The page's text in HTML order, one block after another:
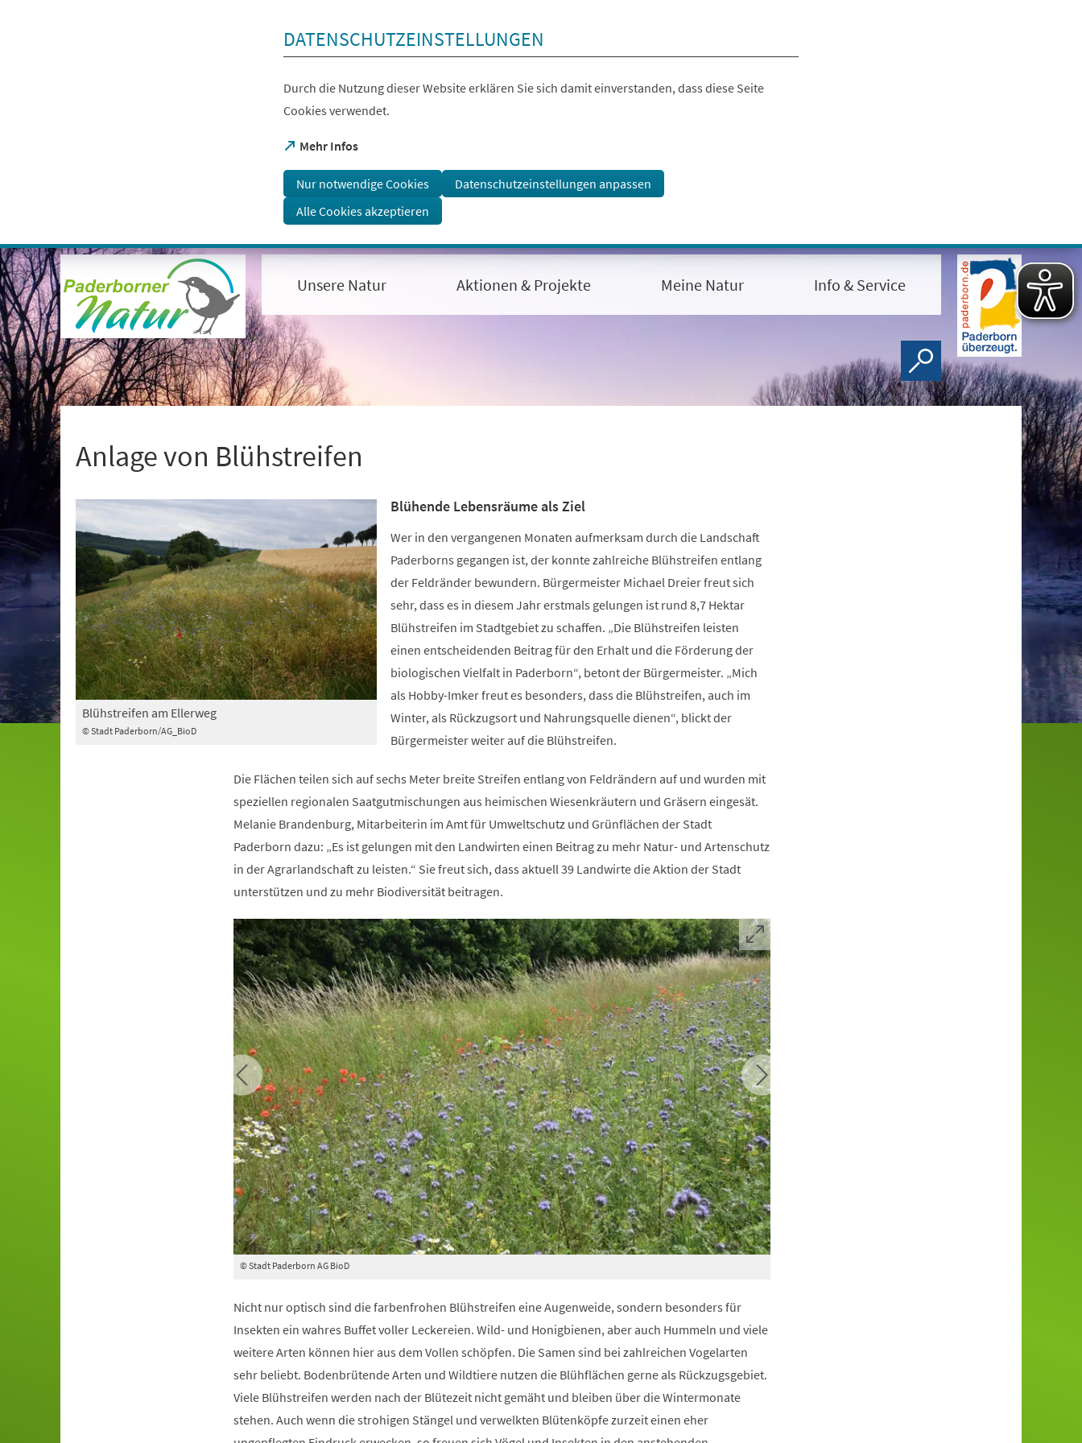
Visuelle
Assistenzsoftware
öffnen.
Mit
der
Tastatur
erreichbar
über
ALT
+
1
DATENSCHUTZEINSTELLUNGEN
Durch die Nutzung dieser Website erklären Sie sich damit einverstanden, dass diese Seite
Cookies verwendet.
Mehr Infos
(Öffnet
einem
neuen
Tab)
Nur notwendige Cookies
Datenschutzeinstellungen anpassen
Alle Cookies akzeptieren
Unsere Natur Aktionen & Projekte Meine Natur Info & Service
Anlage von Blühstreifen
© Stadt Paderborn/AG_BioD
Blühstreifen am Ellerweg
Blühende Lebensräume als Ziel
Wer in den vergangenen Monaten aufmerksam durch die Landschaft
Paderborns gegangen ist, der konnte zahlreiche Blühstreifen entlang
der Feldränder bewundern. Bürgermeister Michael Dreier freut sich
sehr, dass es in diesem Jahr erstmals gelungen ist rund 8,7 Hektar
Blühstreifen im Stadtgebiet zu schaffen. „Die Blühstreifen leisten
einen entscheidenden Beitrag für den Erhalt und die Förderung der
biologischen Vielfalt in Paderborn“, betont der Bürgermeister. „Mich
als Hobby-Imker freut es besonders, dass die Blühstreifen, auch im
Winter, als Rückzugsort und Nahrungsquelle dienen“, blickt der
Bürgermeister weiter auf die Blühstreifen.
Die Flächen teilen sich auf sechs Meter breite Streifen entlang von Feldrändern auf und wurden mit
speziellen regionalen Saatgutmischungen aus heimischen Wiesenkräutern und Gräsern eingesät.
Melanie Brandenburg, Mitarbeiterin im Amt für Umweltschutz und Grünflächen der Stadt
Paderborn dazu: „Es ist gelungen mit den Landwirten einen Beitrag zu mehr Natur- und Artenschutz
in der Agrarlandschaft zu leisten.“ Sie freut sich, dass aktuell 39 Landwirte die Aktion der Stadt
unterstützen und zu mehr Biodiversität beitragen.
© Stadt Paderborn AG BioD
Nicht nur optisch sind die farbenfrohen Blühstreifen eine Augenweide, sondern besonders für
Insekten ein wahres Buffet voller Leckereien. Wild- und Honigbienen, aber auch Hummeln und viele
weitere Arten können hier aus dem Vollen schöpfen. Die Samen sind bei zahlreichen Vogelarten
sehr beliebt. Bodenbrütende Arten und Wildtiere nutzen die Blühflächen gerne als Rückzugsgebiet.
Viele Blühstreifen werden nach der Blütezeit nicht gemäht und bleiben über die Wintermonate
stehen. Auch wenn die strohigen Stängel und verwelkten Blütenköpfe zurzeit einen eher